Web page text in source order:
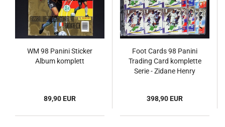
WM 98 Panini Sticker
Album komplett
89,90 EUR
Foot Cards 98 Panini
Trading Card komplette
Serie - Zidane Henry
398,90 EUR